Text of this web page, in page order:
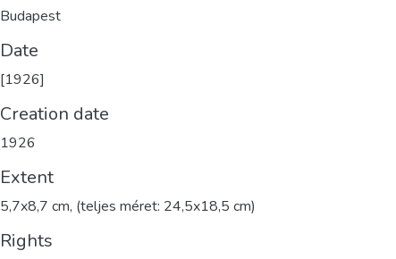
Budapest
Date
[1926]
Creation date
1926
Extent
5,7x8,7 cm, (teljes méret: 24,5x18,5 cm)
Rights